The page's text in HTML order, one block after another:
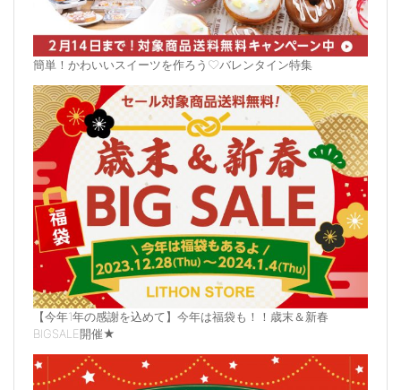
簡単！かわいいスイーツを作ろう♡バレンタイン特集
【今年1年の感謝を込めて】今年は福袋も！！歳末＆新春
BIGSALE開催★